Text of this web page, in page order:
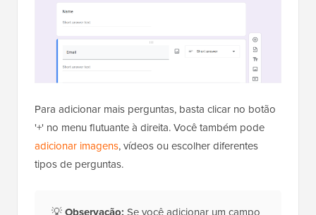
Para adicionar mais perguntas, basta clicar no botão
'+' no menu flutuante à direita. Você também pode
adicionar imagens, vídeos ou escolher diferentes
tipos de perguntas.